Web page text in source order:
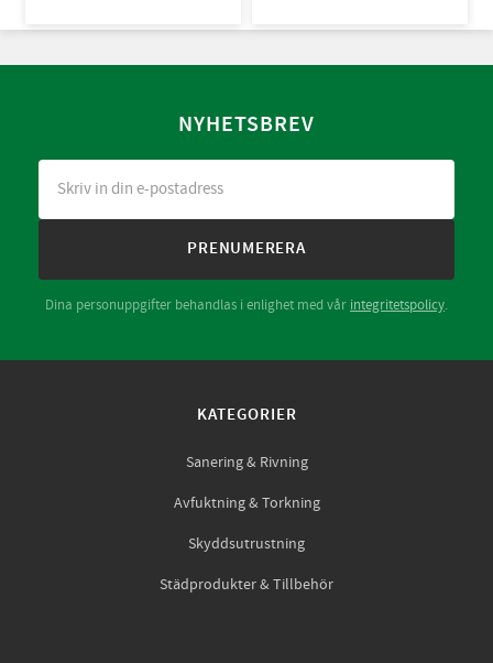
NYHETSBREV
PRENUMERERA
Dina personuppgifter behandlas i enlighet med vår integritetspolicy.
KATEGORIER
Sanering & Rivning
Avfuktning & Torkning
Skyddsutrustning
Städprodukter & Tillbehör